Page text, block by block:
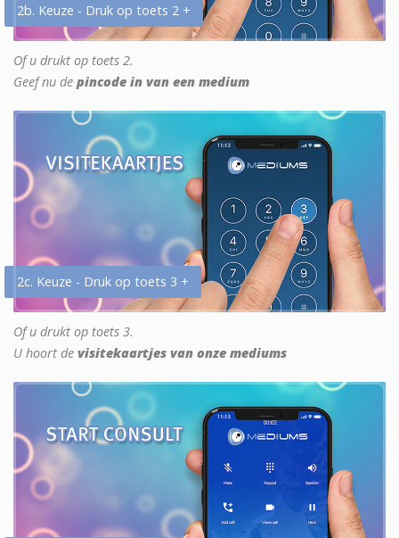
2b. Keuze - Druk op toets 2 +
Of u drukt op toets 2.
Geef nu de pincode in van een medium
2c. Keuze - Druk op toets 3 +
Of u drukt op toets 3.
U hoort de visitekaartjes van onze mediums